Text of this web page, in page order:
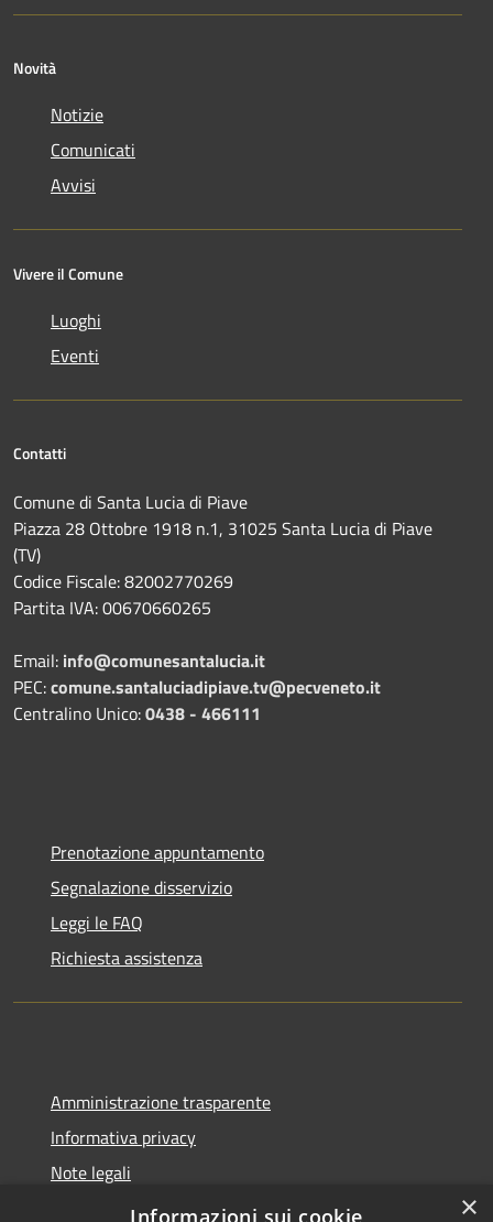
Novità
Notizie
Comunicati
Avvisi
Vivere il Comune
Luoghi
Eventi
Contatti
Comune di Santa Lucia di Piave
Piazza 28 Ottobre 1918 n.1, 31025 Santa Lucia di Piave
(TV)
Codice Fiscale: 82002770269
Partita IVA: 00670660265
Email: info@comunesantalucia.it
PEC:comune.santaluciadipiave.tv@pecveneto.it
Centralino Unico:0438 - 466111
Prenotazione appuntamento
Segnalazione disservizio
Leggi le FAQ
Richiesta assistenza
Amministrazione trasparente
Informativa privacy
Note legali
Dichiarazione di accessibilità
×
Informazioni sui cookie